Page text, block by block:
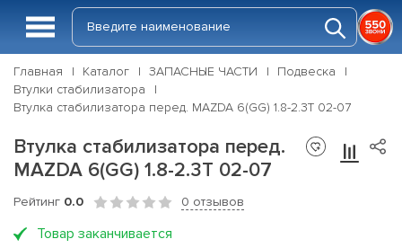
Главная Каталог ЗАПАСНЫЕ ЧАСТИ
Подвеска
Втулки стабилизатора
Втулка стабилизатора перед. MAZDA 6(GG) 1.8-2.3T 02-07
Втулка стабилизатора перед.
MAZDA 6(GG) 1.8-2.3T 02-07
Рейтинг 0.0 0 отзывов
Товар заканчивается